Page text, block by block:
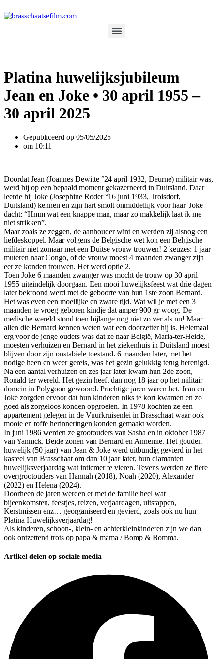
naar
Platina huwelijksjubileum
Jean en Joke • 30 april 1955 –
30 april 2025
Gepubliceerd op 05/05/2025
om 10:11
Doordat Jean (Joannes Dewitte °24 april 1932, Deurne) militair was,
werd hij op een bepaald moment gekazerneerd in Duitsland. Daar
leerde hij Joke (Josephine Roder °16 juni 1933, Troisdorf,
Duitsland) kennen en zijn hart smolt onmiddellijk voor haar. Joke
dacht: “Hmm wat een knappe man, maar zo makkelijk laat ik me
niet strikken”.
Maar zoals ze zeggen, de aanhouder wint en werden zij alsnog een
liefdeskoppel. Maar volgens de Belgische wet kon een Belgische
militair niet zomaar met een Duitse vrouw trouwen! 2 keuzes: 1 jaar
muteren naar Congo, of de vrouw moest 4 maanden zwanger zijn
eer ze konden trouwen. Het werd optie 2.
Toen Joke 6 maanden zwanger was mocht de trouw op 30 april
1955 uiteindelijk doorgaan. Een mooi huwelijksfeest wat drie dagen
later bekroond werd met de geboorte van hun 1ste zoon Bernard.
Het was even een moeilijke en zware tijd. Wat wil je met een 3
maanden te vroeg geboren kindje dat amper 900 gr woog. De
medische wereld stond toen bijlange nog niet zo ver als nu! Maar
allen die Bernard kennen weten wat een doorzetter hij is. Helemaal
erg voor de jonge ouders was dat ze naar België, Maria-ter-Heide,
moesten verhuizen en Bernard in het ziekenhuis in Duitsland moest
blijven door zijn onstabiele toestand. 6 maanden later, met het
nodige heen en weer gereis, was het gezin gelukkig terug herenigd.
Na een aantal verhuizen en zes jaar later kwam hun 2de zoon,
Ronald ter wereld. Het gezin heeft dan nog 18 jaar op het militair
domein in Polygoon gewoond. Prachtige jaren waren het. Jean en
Joke zorgden ervoor dat hun kinderen niks te kort kwamen en zo
goed als zorgeloos konden opgroeien. In 1978 kochten ze een
appartement gelegen in de Vuurkruisenlei in Brasschaat waar ook
mooie en toffe herinneringen konden gemaakt worden.
In juni 1986 werden ze grootouders van Sasha en in oktober 1987
van Yannick. Beide zonen van Bernard en Annemie. Het gouden
huwelijk (50 jaar) van Jean & Joke werd uitbundig gevierd in het
kasteel van Brasschaat om dan 10 jaar later, hun diamanten
huwelijksverjaardag wat intiemer te vieren. Tevens werden ze fiere
overgrootouders van Hannah (2018), Noah (2020), Alexander
(2022) en Helena (2024).
Doorheen de jaren werden er met de familie heel wat
bijeenkomsten, feestjes, reizen, verjaardagen, uitstappen,
Kerstmissen enz… georganiseerd en gevierd, zoals ook nu hun
Platina Huwelijksverjaardag!
Als kinderen, schoon-, klein- en achterkleinkinderen zijn we dan
ook ontzettend trots op papa & mama / Bomp & Bomma.
Artikel delen op sociale media